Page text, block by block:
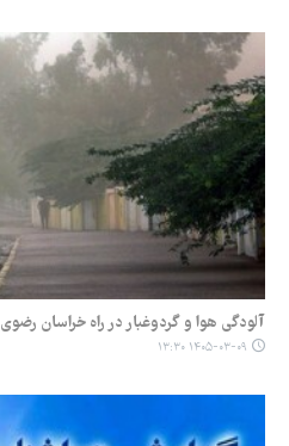
آلودگی هوا و گردوغبار در راه خراسان رضوی
۱۴۰۵-۰۳-۰۹ ۱۳:۳۰